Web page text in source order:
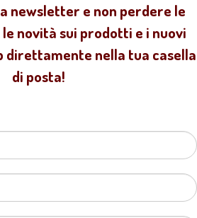
newsletter e non perdere le
novità sui prodotti e i nuovi
direttamente nella tua casella
di posta!